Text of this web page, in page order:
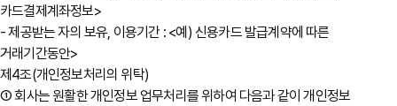
카드결제계좌정보>
- 제공받는 자의 보유, 이용기간 : <예) 신용카드 발급계약에 따른
거래기간동안>
제4조(개인정보처리의 위탁)
① 회사는 원활한 개인정보 업무처리를 위하여 다음과 같이 개인정보